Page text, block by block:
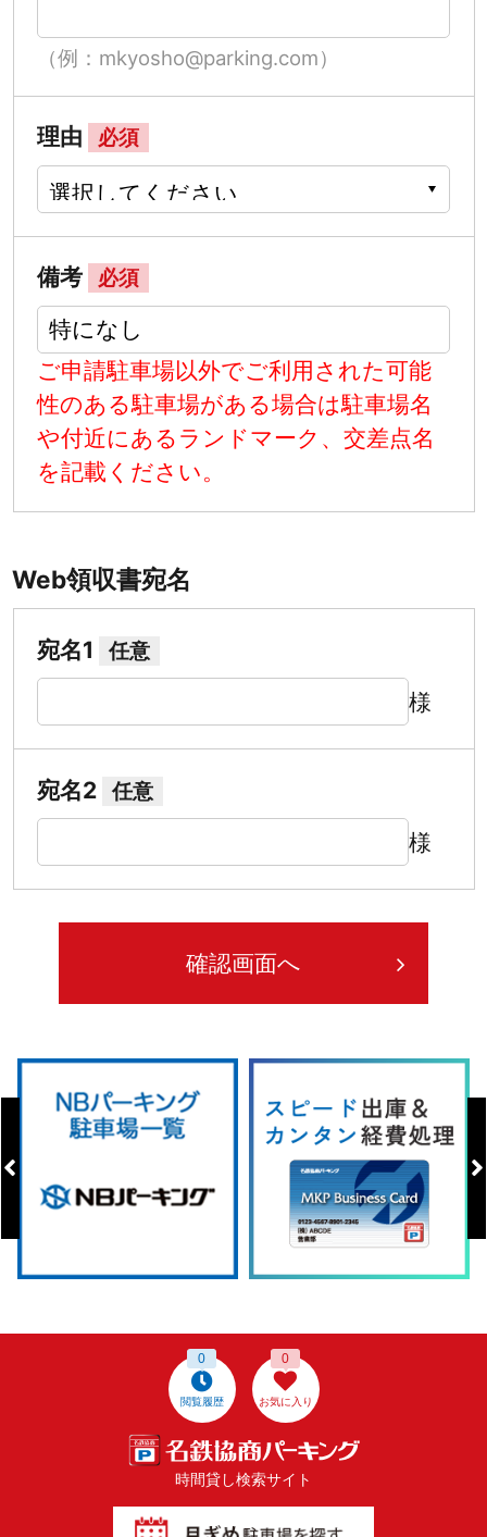
（例：mkyosho@parking.com）
理由 必須
備考 必須
ご申請駐車場以外でご利用された可能
性のある駐車場がある場合は駐車場名
や付近にあるランドマーク、交差点名
を記載ください。
Web領収書宛名
宛名1 任意
様
宛名2 任意
様
閲覧履歴
0
お気に入り
0
時間貸し検索サイト